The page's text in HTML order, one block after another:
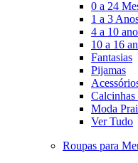
0 a 24
1 a 3
4 a 10
10 a 16
Fantasias
Pijamas
Calcinhas
Moda
Ver Tudo
Roupas para